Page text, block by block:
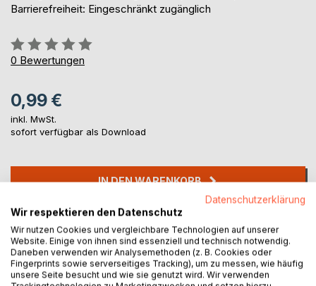
Barrierefreiheit: Eingeschränkt zugänglich
Bewertung::
0%
0 Bewertungen
0,99 €
inkl. MwSt.
sofort verfügbar als Download
IN DEN WARENKORB
Auf die Merkliste
Titel bewerten
Datenschutzerklärung
Wir respektieren den Datenschutz
Wir nutzen Cookies und vergleichbare Technologien auf unserer
Website. Einige von ihnen sind essenziell und technisch notwendig.
Daneben verwenden wir Analysemethoden (z. B. Cookies oder
Fingerprints sowie serverseitiges Tracking), um zu messen, wie häufig
unsere Seite besucht und wie sie genutzt wird. Wir verwenden